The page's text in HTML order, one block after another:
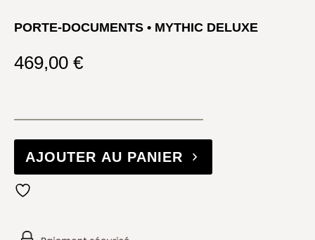
PORTE-DOCUMENTS • MYTHIC DELUXE
469,00 €
AJOUTER AU PANIER